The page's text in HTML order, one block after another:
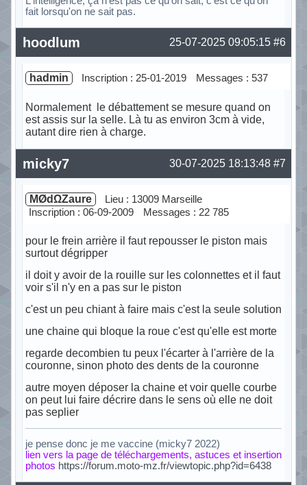
fait lorsqu'on ne sait pas.
Hors ligne #6
25-07-2025 09:05:15
hoodlum
hadmin Inscription : 25-01-2019 Messages : 537
Normalement le débattement se mesure quand on
est assis sur la selle. Là tu as environ 3cm à vide,
autant dire rien à charge.
Hors ligne #7
30-07-2025 18:13:48
micky7
MØdΩZaure
Lieu : 13009 Marseille
Inscription : 06-09-2009
Messages : 22 785
pour le frein arrière il faut repousser le piston mais
surtout dégripper
il doit y avoir de la rouille sur les colonnettes et il faut
voir s'il n'y en a pas sur le piston
c'est un peu chiant à faire mais c'est la seule solution
une chaine qui bloque la roue c'est qu'elle est morte
regarde decombien tu peux l'écarter à l'arrière de la
couronne, sinon photo des dents de la couronne
autre moyen déposer la chaine et voir quelle courbe
on peut lui faire décrire dans le sens où elle ne doit
pas seplier
je pense donc je me vaccine (micky7 2022)
lien vers la page de téléchargements, astuces et insertion
photos https://forum.moto-mz.fr/viewtopic.php?id=6438